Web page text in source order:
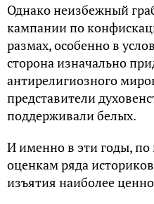
Однако неизбежный
кампании по
размах, особенно в
сторона изначально
антирелигиозного
представители
поддерживали белых.
И именно в эти годы,
оценкам ряда
изъятия наиболее